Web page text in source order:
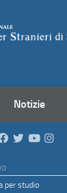
Notizie
per studio